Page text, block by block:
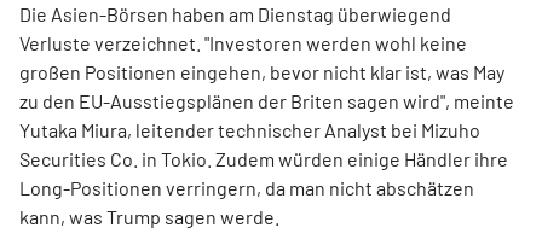
Die Asien-Börsen haben am Dienstag überwiegend
Verluste verzeichnet. "Investoren werden wohl keine
großen Positionen eingehen, bevor nicht klar ist, was May
zu den EU-Ausstiegsplänen der Briten sagen wird", meinte
Yutaka Miura, leitender technischer Analyst bei Mizuho
Securities Co. in Tokio. Zudem würden einige Händler ihre
Long-Positionen verringern, da man nicht abschätzen
kann, was Trump sagen werde.